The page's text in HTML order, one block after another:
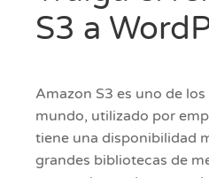
S3 a
Amazon S3 es uno de
mundo, utilizado por
tiene una disponibilidad
grandes bibliotecas de